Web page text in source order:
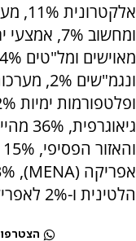
הלטינית ו-2% לאפריקה.